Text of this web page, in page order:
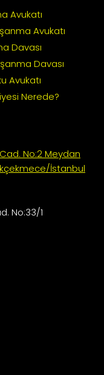
Avukatı
Avukatı
Davası
Davası
Avukatı
Nerede?
Cad. No:2 Meydan
İstanbul
No:33/1